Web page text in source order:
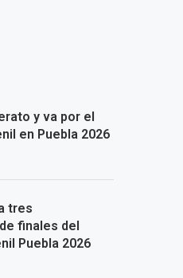
y va por el
en Puebla 2026
tres
finales del
Puebla 2026